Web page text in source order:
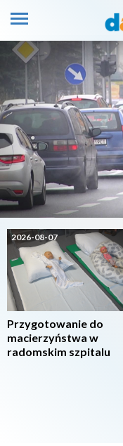
2026-08-07
Przygotowanie do
macierzyństwa w
radomskim szpitalu